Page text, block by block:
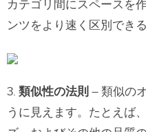
カテゴリ間にスペースを
ンツをより速く区別でき
3. 類似性の法則 – 類似の
うに見えます。たとえば